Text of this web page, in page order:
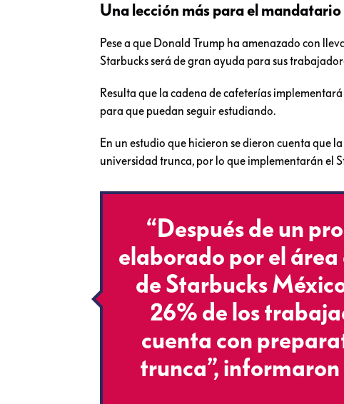
Una lección más para el
Pese a que Donald Trump ha amenazado con
Starbucks será de gran ayuda para sus
Resulta que la cadena de cafeterías
para que puedan seguir estudiando.
En un estudio que hicieron se dieron cuenta que
universidad trunca, por lo que implementarán el
“Después de un
elaborado por el área
de Starbucks
26% de los
cuenta con
trunca”,